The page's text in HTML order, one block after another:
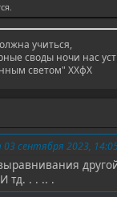
учиться,
своды ночи нас
светом" ХХфХ
сентября 2023,
тд. . . .. .